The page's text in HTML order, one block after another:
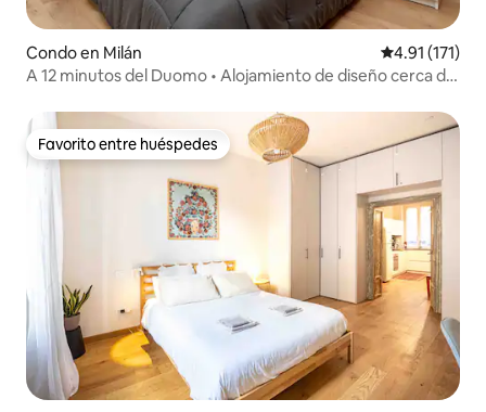
Condo en Milán Calificación
4.91 (171)
A 12 minutos del Duomo • Alojamiento de diseño cerca de
Favorito entre huéspedes
Favorito entre huéspedes